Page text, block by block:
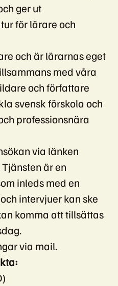
ger ut
för lärare och
och är lärarnas eget
med våra
och författare
svensk förskola och
professionsnära
via länken
är en
inleds med en
intervjuer kan ske
komma att tillsättas
via mail.